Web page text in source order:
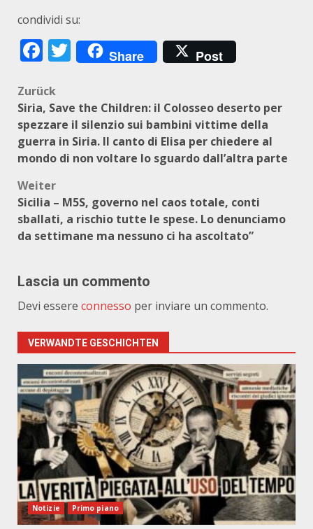
condividi su:
Facebook
Twitter
Share Post
Beitragsnavigation
Zurück
Siria, Save the Children: il Colosseo deserto per
spezzare il silenzio sui bambini vittime della
guerra in Siria. Il canto di Elisa per chiedere al
mondo di non voltare lo sguardo dall’altra parte
Weiter
Sicilia – M5S, governo nel caos totale, conti
sballati, a rischio tutte le spese. Lo denunciamo
da settimane ma nessuno ci ha ascoltato”
Lascia un commento
Devi essere connesso per inviare un commento.
VERWANDTE GESCHICHTEN
Notizie Primo piano